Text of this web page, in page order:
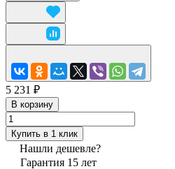
5 231 ₽
В корзину
Купить в 1 клик
Нашли дешевле?
Гарантия 15 лет